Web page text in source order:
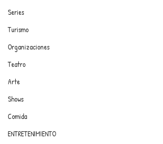
ANUNCIATE CON NOSOTROS
PARA MÁS INFORMACIÓN:
dinamicaseltrendytop@gmail.com
Series
Turismo
Organizaciones
Teatro
Arte
Shows
Comida
ENTRETENIMIENTO